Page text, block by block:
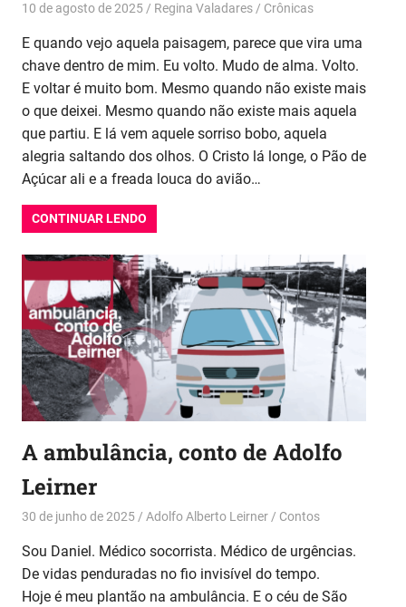
10 de agosto de 2025 Regina Valadares Crônicas
E quando vejo aquela paisagem, parece que vira uma
chave dentro de mim. Eu volto. Mudo de alma. Volto.
E voltar é muito bom. Mesmo quando não existe mais
o que deixei. Mesmo quando não existe mais aquela
que partiu. E lá vem aquele sorriso bobo, aquela
alegria saltando dos olhos. O Cristo lá longe, o Pão de
Açúcar ali e a freada louca do avião…
CONTINUAR LENDO
A ambulância, conto de Adolfo
Leirner
30 de junho de 2025 Adolfo Alberto Leirner Contos
Sou Daniel. Médico socorrista. Médico de urgências.
De vidas penduradas no fio invisível do tempo.
Hoje é meu plantão na ambulância. E o céu de São